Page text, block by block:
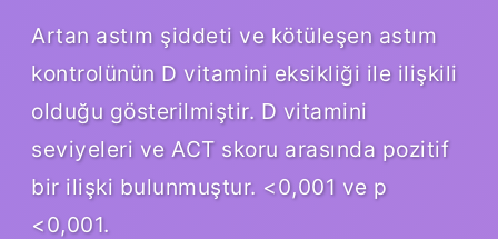
Artan astım şiddeti ve kötüleşen astım
kontrolünün D vitamini eksikliği ile ilişkili
olduğu gösterilmiştir. D vitamini
seviyeleri ve ACT skoru arasında pozitif
bir ilişki bulunmuştur. <0,001 ve p
<0,001.